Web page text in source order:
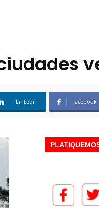
Linkedin Facebook